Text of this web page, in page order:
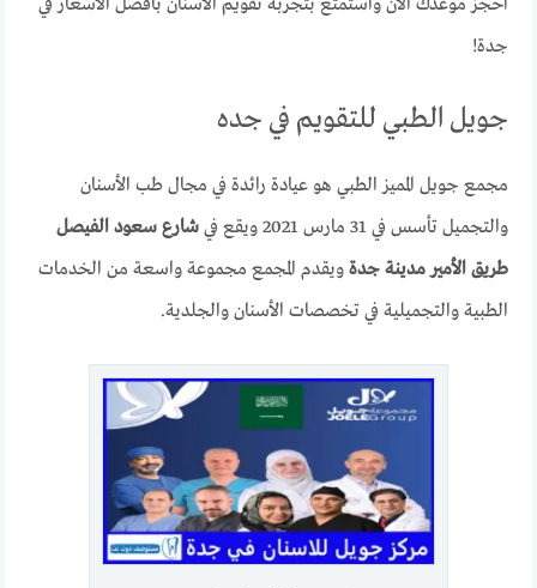
احجز موعدك الآن واستمتع بتجربة تقويم الأسنان بأفضل الأسعار في
جدة!
جويل الطبي للتقويم في جده
مجمع جويل المميز الطبي هو عيادة رائدة في مجال طب الأسنان
والتجميل تأسس في 31 مارس 2021 ويقع في
شارع سعود الفيصل
طريق الأمير مدينة جدةويقدم المجمع مجموعة واسعة من الخدمات
الطبية والتجميلية في تخصصات الأسنان والجلدية.